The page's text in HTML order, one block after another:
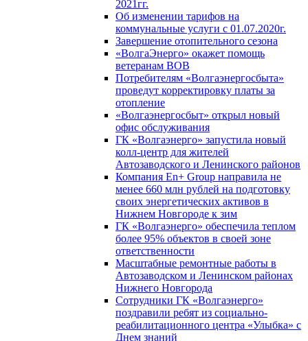
2021гг.
Об изменении тарифов на
коммунальные услуги с 01.07.2020г.
Завершение отопительного сезона
«ВолгаЭнерго» окажет помощь
ветеранам ВОВ
Потребителям «Волгаэнергосбыта»
проведут корректировку платы за
отопление
«Волгаэнергосбыт» открыл новый
офис обслуживания
ГК «Волгаэнерго» запустила новый
колл-центр для жителей
Автозаводского и Ленинского районов
Компания En+ Group направила не
менее 660 млн рублей на подготовку
своих энергетических активов в
Нижнем Новгороде к зим
ГК «Волгаэнерго» обеспечила теплом
более 95% объектов в своей зоне
ответственности
Масштабные ремонтные работы в
Автозаводском и Ленинском районах
Нижнего Новгорода
Сотрудники ГК «Волгаэнерго»
поздравили ребят из социально-
реабилитационного центра «Улыбка» с
Днем знаний